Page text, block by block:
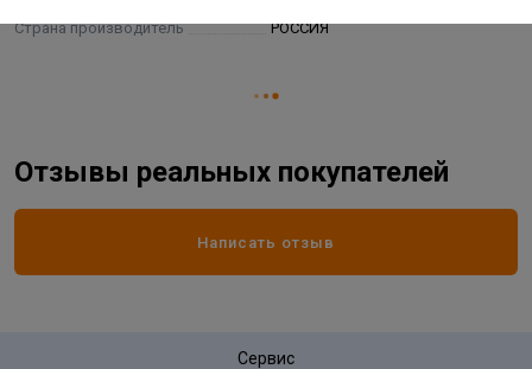
Страна производитель РОССИЯ
Отзывы реальных покупателей
Написать отзыв
Сервис